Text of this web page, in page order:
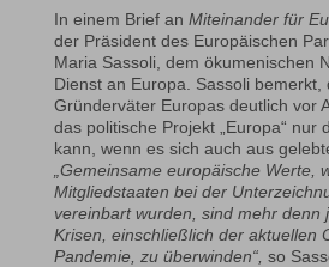
In einem Brief an Miteinander für
der Präsident des Europäischen
Maria Sassoli, dem ökumenischen
Dienst an Europa. Sassoli bemerkt,
Gründerväter Europas deutlich vor
das politische Projekt „Europa“ nur
kann, wenn es sich auch aus
„Gemeinsame europäische Werte,
Mitgliedstaaten bei der
vereinbart wurden, sind mehr denn
Krisen, einschließlich der aktuellen
Pandemie, zu überwinden“, so